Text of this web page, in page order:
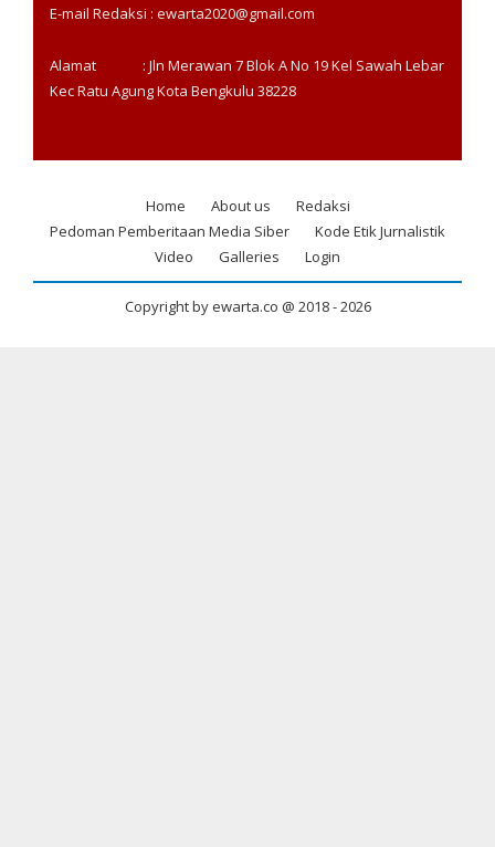
E-mail Redaksi : ewarta2020@gmail.com
Alamat : Jln Merawan 7 Blok A No 19 Kel Sawah Lebar
Kec Ratu Agung Kota Bengkulu 38228
Footer
Home About us
Redaksi
Pedoman Pemberitaan Media Siber
Kode Etik Jurnalistik
Video
Galleries Login
Copyright by ewarta.co @ 2018 -2026